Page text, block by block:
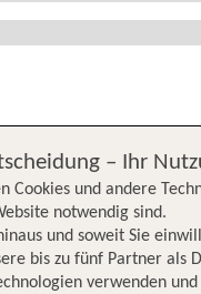
– Ihr
Cookies und andere
notwendig sind.
und soweit Sie
bis zu fünf Partner als
verwenden